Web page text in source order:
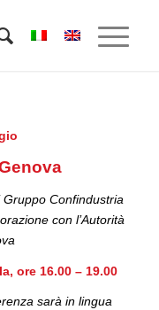
Confindustria
con l’Autorità
ore 16.00 – 19.00
sarà in lingua